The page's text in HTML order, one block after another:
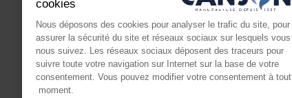
04 JUILLET 2023
Découvre Canson XSmart…
Si tu souhaites te perfectionner aux dernières
techniques de dessin, découvre la gamme complète
Canson®XSmart ! Chaque bloc te propose le papier
idéal pour explorer ton imagination, exprimer toute ta
cookies
Nous déposons des cookies pour analyser le trafic du site, pour
assurer la sécurité du site et réseaux sociaux sur lesquels vous
nous suivez. Les réseaux sociaux déposent des traceurs pour
suivre toute votre navigation sur Internet sur la base de votre
consentement. Vous pouvez modifier votre consentement à tout
moment.